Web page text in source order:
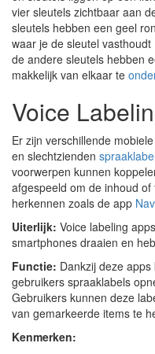
vier sleutels zichtbaar aan
sleutels hebben een geel
waar je de sleutel
de andere sleutels hebben
makkelijk van elkaar te
Voice
Er zijn verschillende
en slechtzienden
voorwerpen kunnen
afgespeeld om de inhoud
herkennen zoals de app
Uiterlijk: Voice labeling
smartphones draaien en
Functie: Dankzij deze
gebruikers spraaklabels
Gebruikers kunnen deze
van gemarkeerde items te
Kenmerken: